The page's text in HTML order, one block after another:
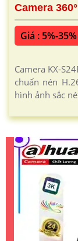
Camera
Giá : 5%-35%
Camera KX-
chuẩn nén
hình ảnh sắc